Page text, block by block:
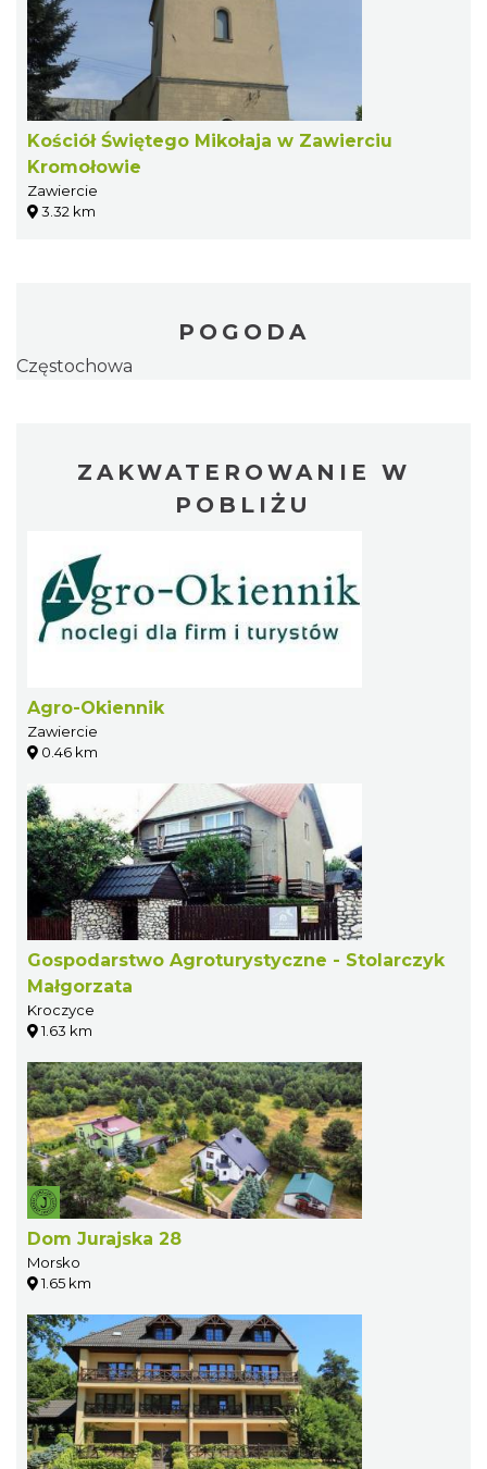
Kościół Świętego Mikołaja w Zawierciu
Kromołowie
Zawiercie
3.32 km
POGODA
Częstochowa
ZAKWATEROWANIE W
POBLIŻU
Agro-Okiennik
Zawiercie
0.46 km
Gospodarstwo Agroturystyczne - Stolarczyk
Małgorzata
Kroczyce
1.63 km
Dom Jurajska 28
Morsko
1.65 km